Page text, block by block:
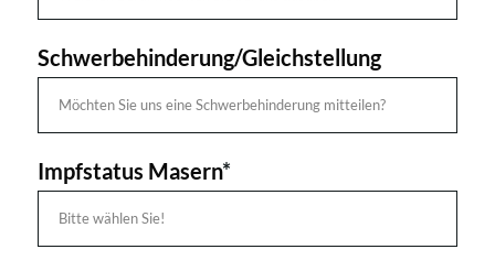
Schwerbehinderung/Gleichstellung
Impfstatus Masern*